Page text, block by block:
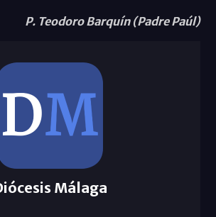
P. Teodoro Barquín (Padre Paúl)
Málaga